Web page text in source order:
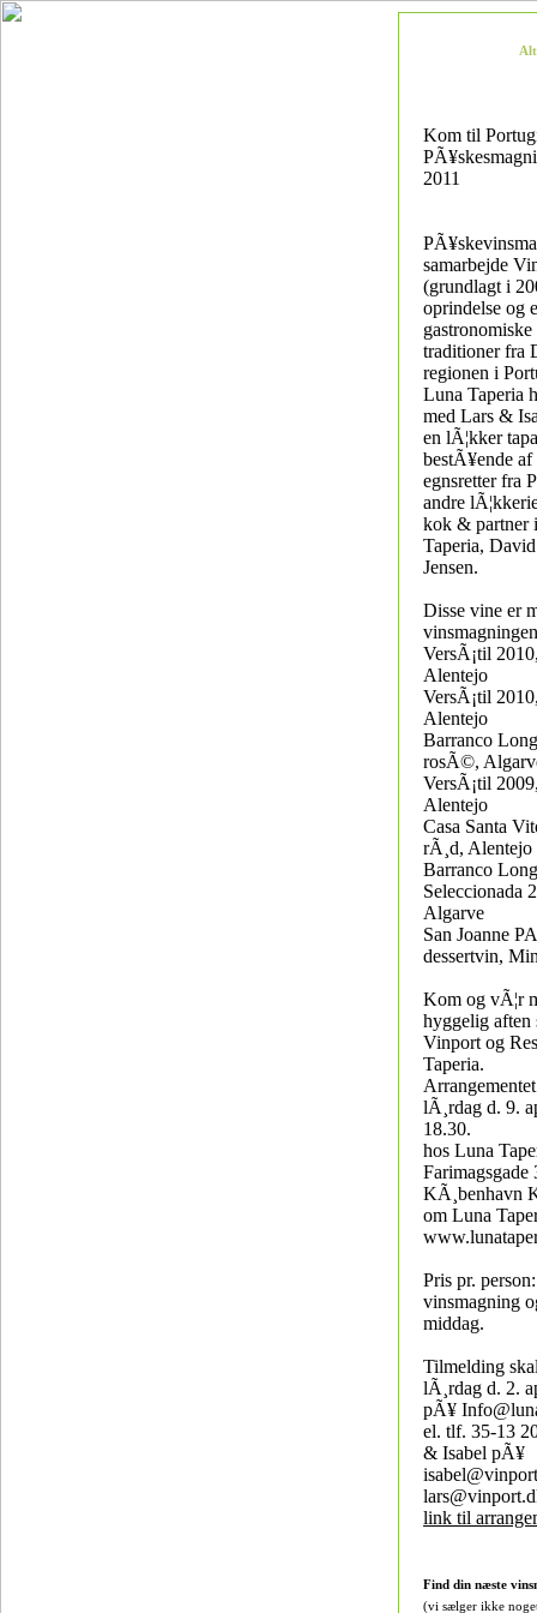
Kom til
2011
samarbejde
(grundlagt i
oprindelse og
traditioner fra
regionen i
Luna Taperia
med Lars &
en lÃ¦kker
bestÃ¥ende
egnsretter fra
andre
kok & partner
Taperia,
Jensen.
Disse vine er
VersÃ¡til
Alentejo
VersÃ¡til
Alentejo
Barranco
rosÃ©,
VersÃ¡til
Alentejo
Casa Santa
rÃ¸d, Alentejo
Barranco
Seleccionada
Algarve
San Joanne
dessertvin,
Kom og vÃ¦r
hyggelig aften
Vinport og
Taperia.
lÃ¸rdag d. 9.
18.30.
hos Luna
Farimagsgade
KÃ¸benhavn
om Luna
Pris pr.
vinsmagning
middag.
Tilmelding
lÃ¸rdag d. 2.
pÃ¥
el. tlf. 35-13
& Isabel pÃ¥
link til
Find din næste
(vi sælger ikke